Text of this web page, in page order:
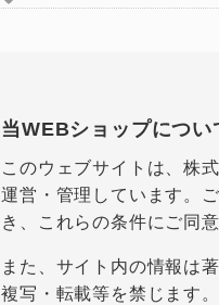
当WEBショップについ
このウェブサイトは、株
運営・管理しています。
き、これらの条件にご同
また、サイト内の情報は
複写・転載等を禁じます。